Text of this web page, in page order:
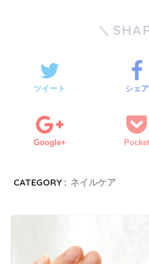
ツイート シェア
Google+ Pocket
CATEGORY : ネイルケア